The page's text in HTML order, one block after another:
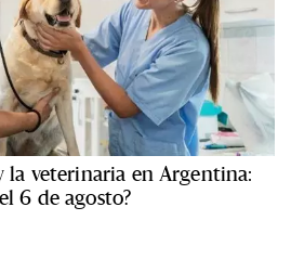
la veterinaria en Argentina:
6 de agosto?